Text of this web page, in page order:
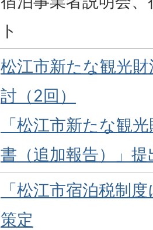
ト
松江市新たな観光
討（2回）
「松江市新たな観
書（追加報告）」提
「松江市宿泊税制
策定